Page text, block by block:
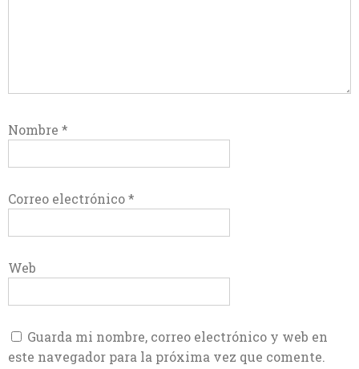
Nombre *
Correo electrónico*
Web
Guarda mi nombre, correo electrónico y web en
este navegador para la próxima vez que comente.